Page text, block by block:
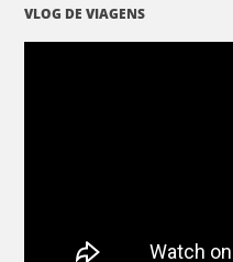
VLOG DE VIAGENS